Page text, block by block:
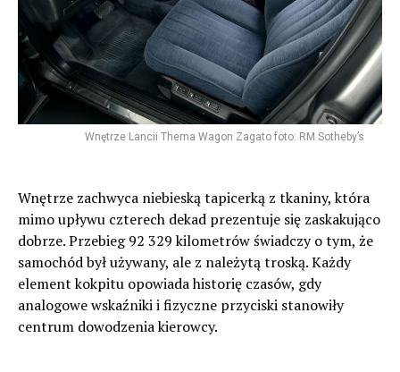
Wnętrze Lancii Thema Wagon Zagato foto: RM Sotheby’s
Wnętrze zachwyca niebieską tapicerką z tkaniny, która
mimo upływu czterech dekad prezentuje się zaskakująco
dobrze. Przebieg 92 329 kilometrów świadczy o tym, że
samochód był używany, ale z należytą troską. Każdy
element kokpitu opowiada historię czasów, gdy
analogowe wskaźniki i fizyczne przyciski stanowiły
centrum dowodzenia kierowcy.